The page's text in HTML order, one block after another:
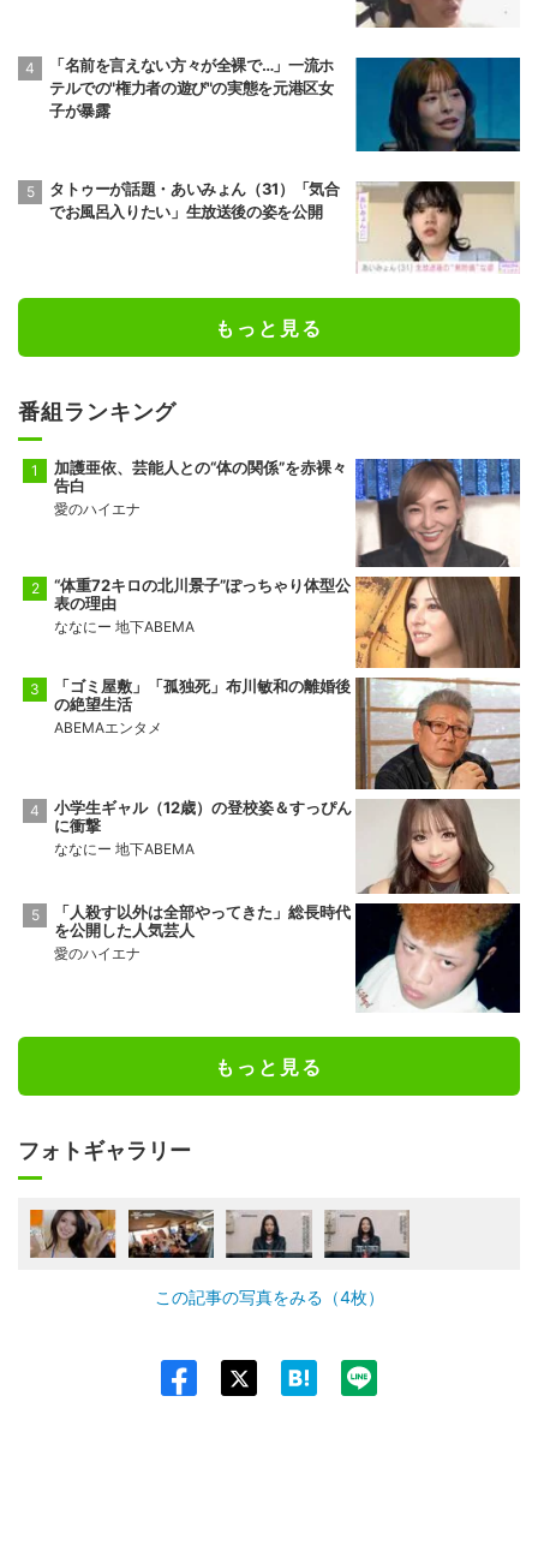
「名前を言えない方々が全裸で…」一流ホ
テルでの"権力者の遊び"の実態を元港区女
子が暴露
タトゥーが話題・あいみょん（31）「気合
でお風呂入りたい」生放送後の姿を公開
もっと見る
番組ランキング
加護亜依、芸能人との“体の関係”を赤裸々
告白
愛のハイエナ
“体重72キロの北川景子”ぽっちゃり体型公
表の理由
ななにー 地下ABEMA
「ゴミ屋敷」「孤独死」布川敏和の離婚後
の絶望生活
ABEMAエンタメ
小学生ギャル（12歳）の登校姿＆すっぴん
に衝撃
ななにー 地下ABEMA
「人殺す以外は全部やってきた」総長時代
を公開した人気芸人
愛のハイエナ
もっと見る
フォトギャラリー
この記事の写真をみる（4枚）